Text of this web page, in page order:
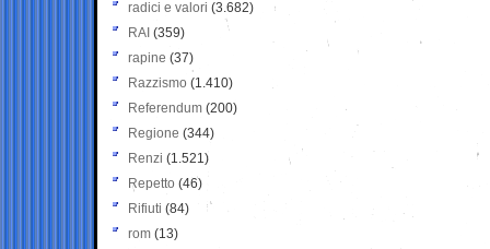
radici e valori (3.682)
RAI (359)
rapine (37)
Razzismo (1.410)
Referendum (200)
Regione (344)
Renzi (1.521)
Repetto (46)
Rifiuti (84)
rom (13)